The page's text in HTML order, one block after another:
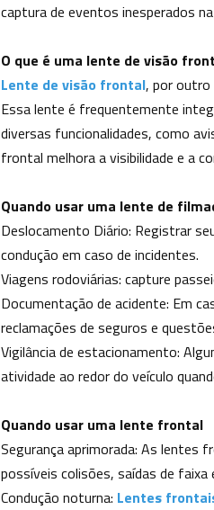
captura de eventos inesperados
O que é uma lente de visão
Lente de visão frontal, por outro
Essa lente é frequentemente
diversas funcionalidades, como
frontal melhora a visibilidade e a
Quando usar uma lente de
Deslocamento Diário: Registrar
condução em caso de incidentes.
Viagens rodoviárias: capture
Documentação de acidente: Em
reclamações de seguros e
Vigilância de estacionamento:
atividade ao redor do veículo
Quando usar uma lente frontal
Segurança aprimorada: As lentes
possíveis colisões, saídas de
Condução noturna: Lentes